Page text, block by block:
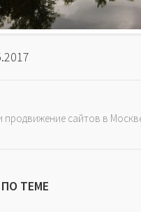
продвижение сайтов в
ТЕМЕ